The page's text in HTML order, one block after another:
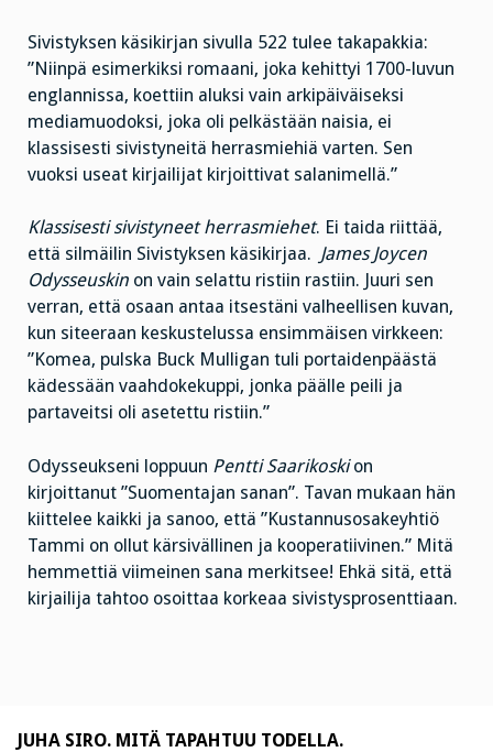
Sivistyksen käsikirjan sivulla 522 tulee takapakkia:
”Niinpä esimerkiksi romaani, joka kehittyi 1700-luvun
englannissa, koettiin aluksi vain arkipäiväiseksi
mediamuodoksi, joka oli pelkästään naisia, ei
klassisesti sivistyneitä herrasmiehiä varten. Sen
vuoksi useat kirjailijat kirjoittivat salanimellä.”
Klassisesti sivistyneet herrasmiehet. Ei taida riittää,
että silmäilin Sivistyksen käsikirjaa. James Joycen
Odysseuskin on vain selattu ristiin rastiin. Juuri sen
verran, että osaan antaa itsestäni valheellisen kuvan,
kun siteeraan keskustelussa ensimmäisen virkkeen:
”Komea, pulska Buck Mulligan tuli portaidenpäästä
kädessään vaahdokekuppi, jonka päälle peili ja
partaveitsi oli asetettu ristiin.”
Odysseukseni loppuun Pentti Saarikoskion
kirjoittanut ”Suomentajan sanan”. Tavan mukaan hän
kiittelee kaikki ja sanoo, että ”Kustannusosakeyhtiö
Tammi on ollut kärsivällinen ja kooperatiivinen.” Mitä
hemmettiä viimeinen sana merkitsee! Ehkä sitä, että
kirjailija tahtoo osoittaa korkeaa sivistysprosenttiaan.
JUHA SIRO. MITÄ TAPAHTUU TODELLA.